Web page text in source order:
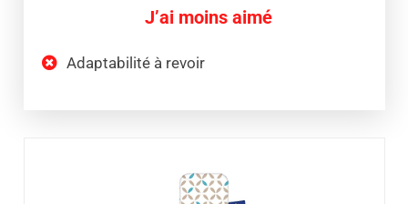
J’ai moins aimé
Adaptabilité à revoir